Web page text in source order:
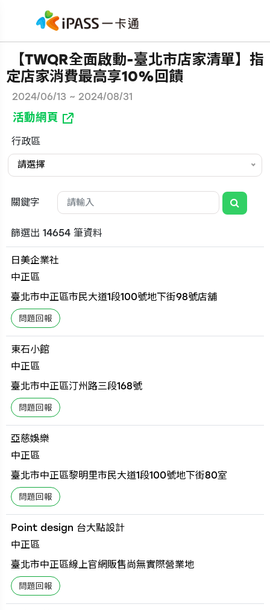
【TWQR全面啟動-臺北市店家清單】指
定店家消費最高享10%回饋
2024/06/13 ~ 2024/08/31
活動網頁
行政區
請選擇
關鍵字
篩選出 14654 筆資料
日美企業社
中正區
臺北市中正區市民大道1段100號地下街98號店舖
東石小館
中正區
臺北市中正區汀州路三段168號
亞慈娛樂
中正區
臺北市中正區黎明里市民大道1段100號地下街80室
Point design 台大點設計
中正區
臺北市中正區線上官網販售尚無實際營業地